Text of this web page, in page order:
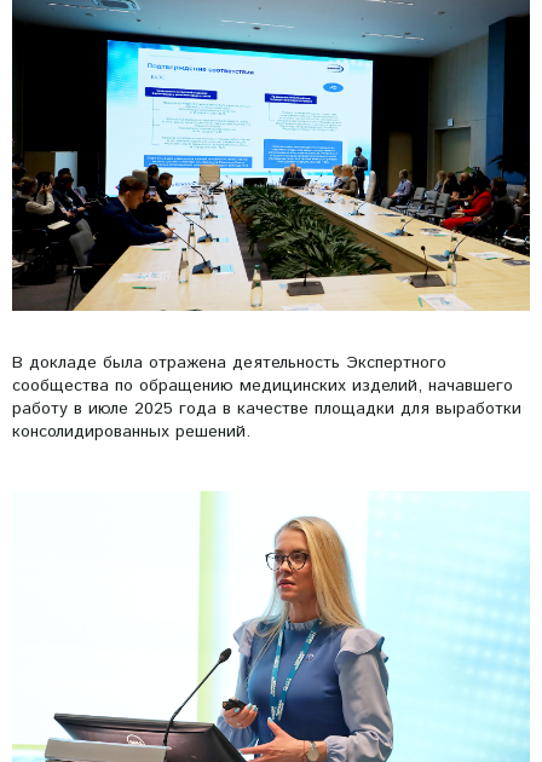
В докладе была отражена деятельность Экспертного
сообщества по обращению медицинских изделий, начавшего
работу в июле 2025 года в качестве площадки для выработки
консолидированных решений.